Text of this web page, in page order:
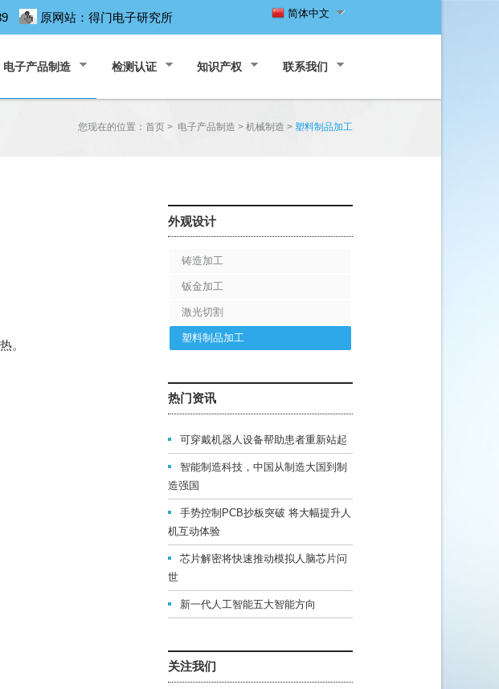
原网站： 得门电子研究所 简体中文
电子产品制造 检测认证 知识产权 联系我们
您现在的位置： 首页 > 电子产品制造 > 机械制造 > 塑料制品加工
。
外观设计
铸造加工
钣金加工
激光切割
塑料制品加工
热门资讯
可穿戴机器人设备帮助患者重新站起
智能制造科技，中国从制造大国到制
造强国
手势控制PCB抄板突破 将大幅提升人
机互动体验
芯片解密将快速推动模拟人脑芯片问
世
新一代人工智能五大智能方向
关注我们